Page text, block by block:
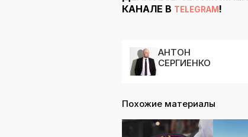
КАНАЛЕ В TELEGRAM !
АНТОН
СЕРГИЕНКО
Похожие материалы